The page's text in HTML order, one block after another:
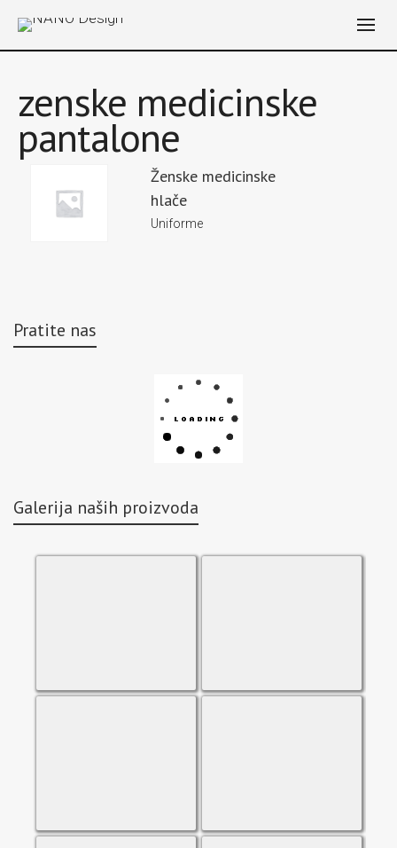
zenske medicinske
pantalone
Ženske medicinske
hlače
Uniforme
Pratite nas
Galerija naših proizvoda